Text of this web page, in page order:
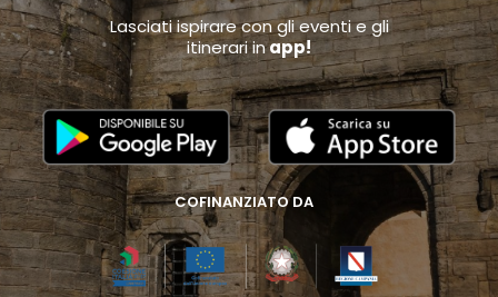
Lasciati ispirare con gli eventi e gli
itinerari inapp!
COFINANZIATO DA